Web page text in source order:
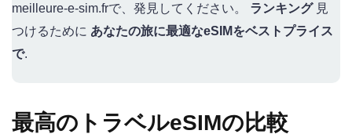
meilleure-e-sim.frで、発見してください。 ランキング見
つけるために あなたの旅に最適なeSIMをベストプライス
で.
最高のトラベルeSIMの比較